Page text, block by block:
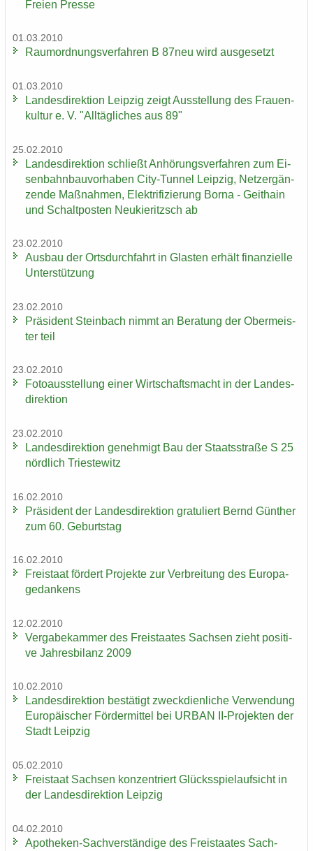
Frei­en Pres­se
01.03.2010
Raum­ord­nungs­ver­fah­ren B 87neu wird aus­ge­setzt
01.03.2010
Lan­des­di­rek­ti­on Leip­zig zeigt Aus­stel­lung des Frau­en­
kul­tur e. V. "All­täg­li­ches aus 89"
25.02.2010
Lan­des­di­rek­ti­on schließt An­hö­rungs­ver­fah­ren zum Ei­
sen­bahn­bau­vor­ha­ben City-​Tunnel Leip­zig, Netz­er­gän­
zen­de Maß­nah­men, Elek­tri­fi­zie­rung Borna - Geit­hain
und Schalt­pos­ten Neu­kie­ritzsch ab
23.02.2010
Aus­bau der Orts­durch­fahrt in Glas­ten er­hält fi­nan­zi­el­le
Un­ter­stüt­zung
23.02.2010
Prä­si­dent Stein­bach nimmt an Be­ra­tung der Ober­meis­
ter teil
23.02.2010
Fo­to­aus­stel­lung einer Wirt­schafts­macht in der Lan­des­
di­rek­ti­on
23.02.2010
Lan­des­di­rek­ti­on ge­neh­migt Bau der Staats­stra­ße S 25
nörd­lich Tri­es­te­witz
16.02.2010
Prä­si­dent der Lan­des­di­rek­ti­on gra­tu­liert Bernd Gün­ther
zum 60. Ge­burts­tag
16.02.2010
Frei­staat för­dert Pro­jek­te zur Ver­brei­tung des Eu­ro­pa­
ge­dan­kens
12.02.2010
Ver­ga­be­kam­mer des Frei­staa­tes Sach­sen zieht po­si­ti­
ve Jah­res­bi­lanz 2009
10.02.2010
Lan­des­di­rek­ti­on be­stä­tigt zweck­dien­li­che Ver­wen­dung
Eu­ro­päi­scher För­der­mit­tel bei URBAN II-​Projekten der
Stadt Leip­zig
05.02.2010
Frei­staat Sach­sen kon­zen­triert Glücks­spiel­auf­sicht in
der Lan­des­di­rek­ti­on Leip­zig
04.02.2010
Apotheken-​Sachverständige des Frei­staa­tes Sach­